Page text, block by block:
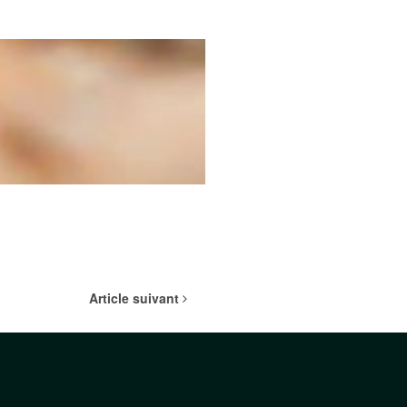
Article suivant